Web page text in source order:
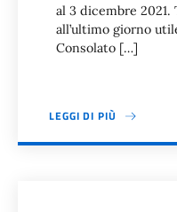
al 3 dicembre
all’ultimo giorno
Consolato […]
LEGGI DI PIÙ